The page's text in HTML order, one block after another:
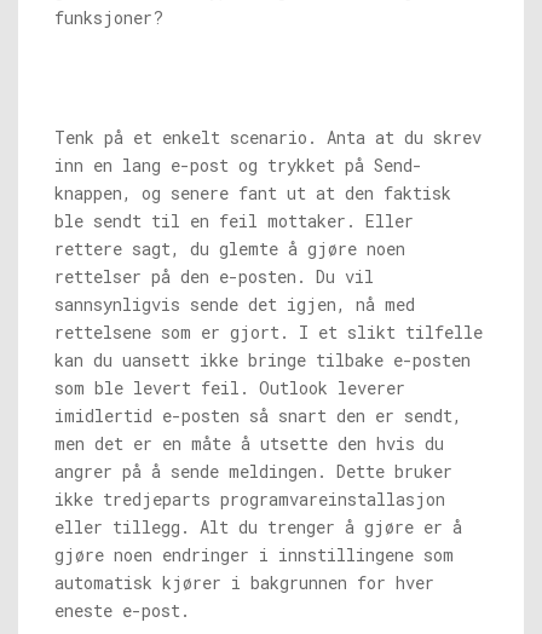
funksjoner?
Tenk på et enkelt scenario. Anta at du skrev
inn en lang e-post og trykket på Send-
knappen, og senere fant ut at den faktisk
ble sendt til en feil mottaker. Eller
rettere sagt, du glemte å gjøre noen
rettelser på den e-posten. Du vil
sannsynligvis sende det igjen, nå med
rettelsene som er gjort. I et slikt tilfelle
kan du uansett ikke bringe tilbake e-posten
som ble levert feil. Outlook leverer
imidlertid e-posten så snart den er sendt,
men det er en måte å utsette den hvis du
angrer på å sende meldingen. Dette bruker
ikke tredjeparts programvareinstallasjon
eller tillegg. Alt du trenger å gjøre er å
gjøre noen endringer i innstillingene som
automatisk kjører i bakgrunnen for hver
eneste e-post.